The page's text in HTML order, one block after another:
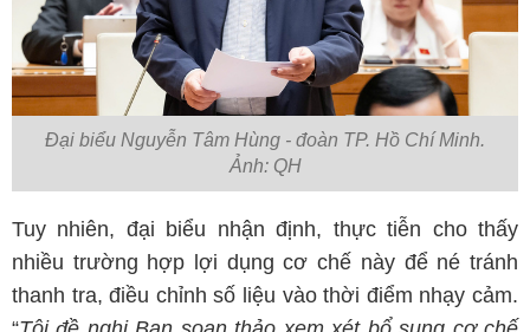
Đại biểu Nguyễn Tâm Hùng - đoàn TP. Hồ Chí Minh.
Ảnh: QH
Tuy nhiên, đại biểu nhận định, thực tiễn cho thấy
nhiều trường hợp lợi dụng cơ chế này để né tránh
thanh tra, điều chỉnh số liệu vào thời điểm nhạy cảm.